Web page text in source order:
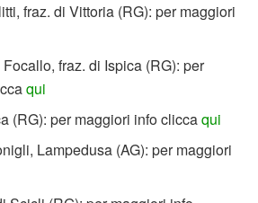
fraz. di Vittoria (RG): per maggiori
fraz. di Ispica (RG): per
qui
(RG): per maggiori info cliccaqui
Lampedusa (AG): per maggiori